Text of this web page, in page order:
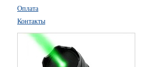
Оплата
Контакты